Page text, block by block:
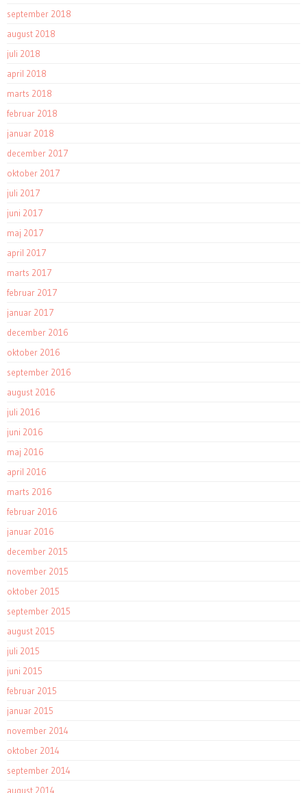
september 2018
august 2018
juli 2018
april 2018
marts 2018
februar 2018
januar 2018
december 2017
oktober 2017
juli 2017
juni 2017
maj 2017
april 2017
marts 2017
februar 2017
januar 2017
december 2016
oktober 2016
september 2016
august 2016
juli 2016
juni 2016
maj 2016
april 2016
marts 2016
februar 2016
januar 2016
december 2015
november 2015
oktober 2015
september 2015
august 2015
juli 2015
juni 2015
februar 2015
januar 2015
november 2014
oktober 2014
september 2014
august 2014